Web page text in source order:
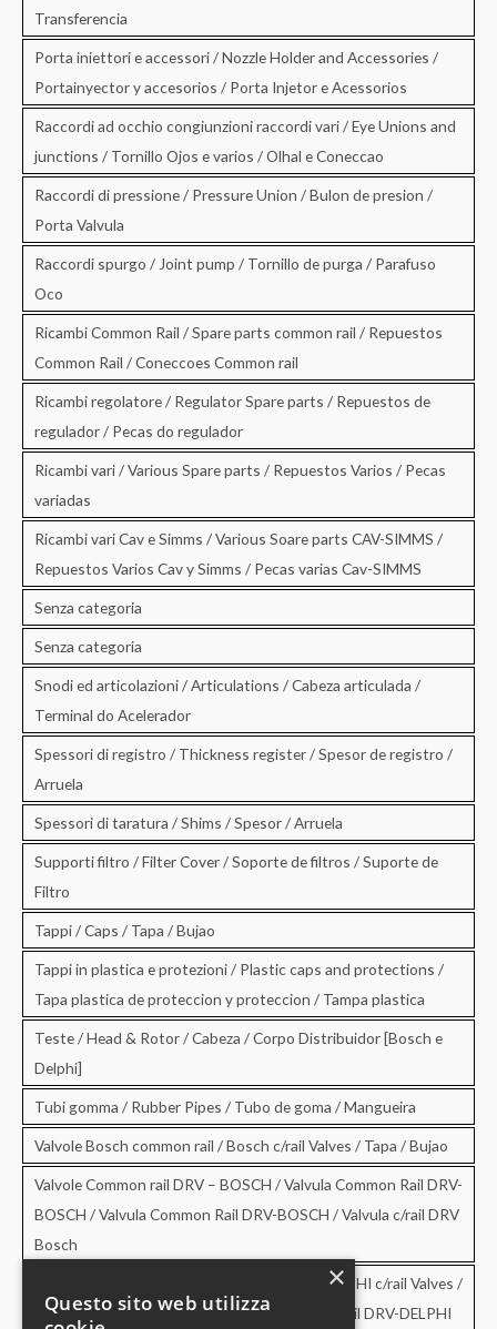
Transferencia
Porta iniettori e accessori / Nozzle Holder and Accessories /
Portainyector y accesorios / Porta Injetor e Acessorios
Raccordi ad occhio congiunzioni raccordi vari / Eye Unions and
junctions / Tornillo Ojos e varios / Olhal e Coneccao
Raccordi di pressione / Pressure Union / Bulon de presion /
Porta Valvula
Raccordi spurgo / Joint pump / Tornillo de purga / Parafuso
Oco
Ricambi Common Rail / Spare parts common rail / Repuestos
Common Rail / Coneccoes Common rail
Ricambi regolatore / Regulator Spare parts / Repuestos de
regulador / Pecas do regulador
Ricambi vari / Various Spare parts / Repuestos Varios / Pecas
variadas
Ricambi vari Cav e Simms / Various Soare parts CAV-SIMMS /
Repuestos Varios Cav y Simms / Pecas varias Cav-SIMMS
Senza categoria
Senza categoria
Snodi ed articolazioni / Articulations / Cabeza articulada /
Terminal do Acelerador
Spessori di registro / Thickness register / Spesor de registro /
Arruela
Spessori di taratura / Shims / Spesor / Arruela
Supporti filtro / Filter Cover / Soporte de filtros / Suporte de
Filtro
Tappi / Caps / Tapa / Bujao
Tappi in plastica e protezioni / Plastic caps and protections /
Tapa plastica de proteccion y proteccion / Tampa plastica
Teste / Head & Rotor / Cabeza / Corpo Distribuidor [Bosch e
Delphi]
Tubi gomma / Rubber Pipes / Tubo de goma / Mangueira
Valvole Bosch common rail / Bosch c/rail Valves / Tapa / Bujao
Valvole Common rail DRV – BOSCH / Valvula Common Rail DRV-
BOSCH / Valvula Common Rail DRV-BOSCH / Valvula c/rail DRV
Bosch
Valvole Common rail DRV – DELPHI / DRV-DELPHI c/rail Valves /
Valvula Common Rail DRV-DELPHI / Valvula c/rail DRV-DELPHI
×
Questo sito web utilizza